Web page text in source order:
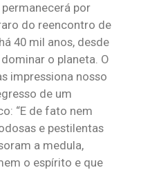
por
do reencontro de
40 mil anos, desde
o planeta. O
impressiona nosso
de um
“E de fato nem
e pestilentas
a medula,
o espírito e que